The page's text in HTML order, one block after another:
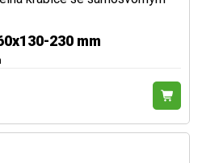
230 mm